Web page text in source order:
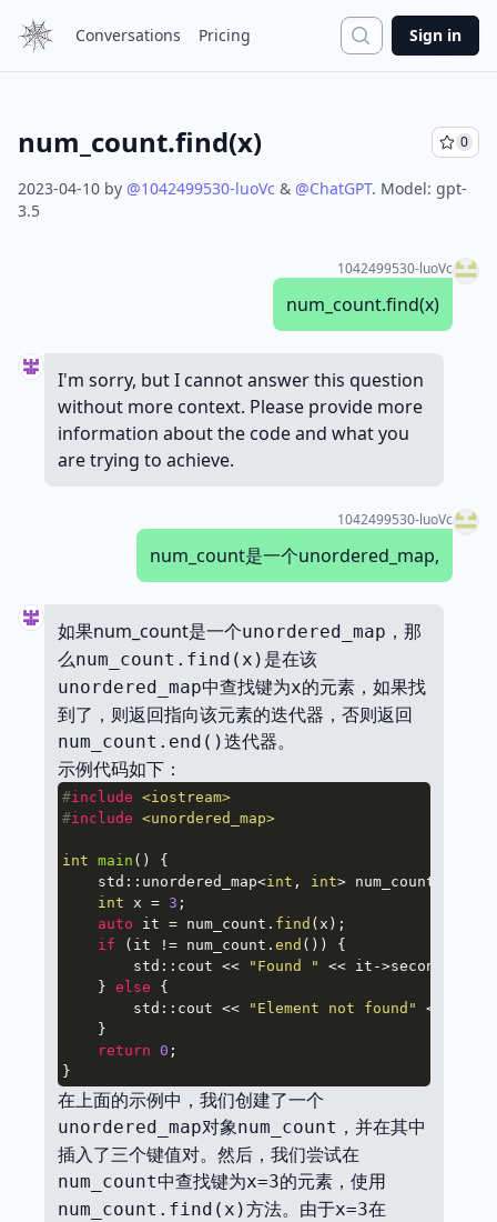
Conversations Pricing Search
Sign in
num_count.find(x) 0
2023-04-10 by @1042499530-luoVc & @ChatGPT. Model: gpt-
3.5
1042499530-luoVc
num_count.find(x)
I'm sorry, but I cannot answer this question
without more context. Please provide more
information about the code and what you
are trying to achieve.
1042499530-luoVc
num_count是一个unordered_map,
如果num_count是一个unordered_map ，那
么num_count.find(x) 是在该
unordered_map中查找键为x的元素，如果找
到了，则返回指向该元素的迭代器，否则返回
num_count.end()迭代器。
示例代码如下：
#include <iostream>
#include <unordered_map>
int main ()
{
    std::unordered_map<
int , int> num_count{{
int x = 3 ;
auto it = num_count. find (x);
if (it != num_count. end ()) {
        std::cout <<
"Found " << it->second <<
    }
else {
        std::cout <<
"Element not found"
<<
    }
return 0 ;
在上面的示例中，我们创建了一个
unordered_map对象num_count ，并在其中
插入了三个键值对。然后，我们尝试在
num_count中查找键为x=3的元素，使用
num_count.find(x)方法。由于x=3在